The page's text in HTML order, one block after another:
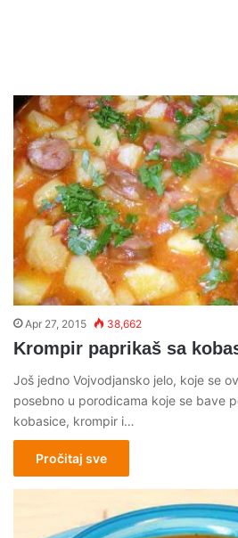
Apr 27, 2015 38,662
Krompir paprikaš sa
Još jedno Vojvodjansko jelo, koje se
posebno u porodicama koje se bave
kobasice, krompir i…
Pročitaj sve